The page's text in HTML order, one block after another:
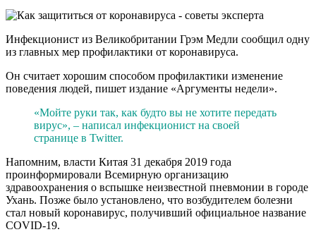
Инфекционист из Великобритании Грэм Медли сообщил одну
из главных мер профилактики от коронавируса.
Он считает хорошим способом профилактики изменение
поведения людей, пишет издание «Аргументы недели».
«Мойте руки так, как будто вы не хотите передать
вирус», – написал инфекционист на своей
странице в Twitter.
Напомним, власти Китая 31 декабря 2019 года
проинформировали Всемирную организацию
здравоохранения о вспышке неизвестной пневмонии в городе
Ухань. Позже было установлено, что возбудителем болезни
стал новый коронавирус, получивший официальное название
COVID-19.